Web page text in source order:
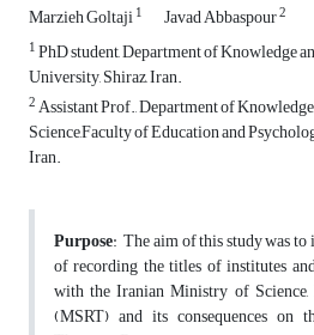
Marzieh Goltaji1 Javad Abbaspour2
1PhD student, Department of Knowledge
University, Shiraz, Iran.
2Assistant Prof., Department of
Science,Faculty of Education and
Iran.
Purpose: The aim of this study was
of recording the titles of institutes
with the Iranian Ministry of Science,
(MSRT) and its consequences